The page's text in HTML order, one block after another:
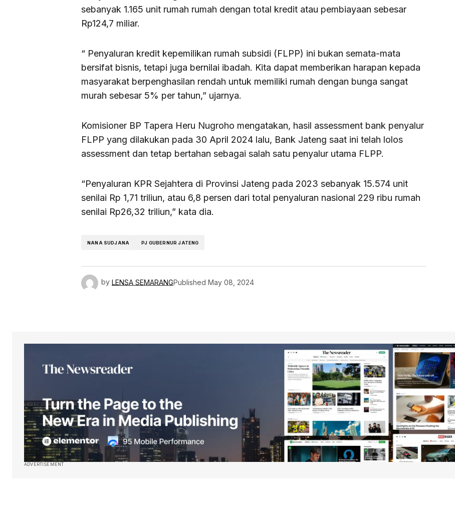
sebanyak 1.165 unit rumah rumah dengan total kredit atau pembiayaan sebesar
Rp124,7 miliar.
“ Penyaluran kredit kepemilikan rumah subsidi (FLPP) ini bukan semata-mata
bersifat bisnis, tetapi juga bernilai ibadah. Kita dapat memberikan harapan kepada
masyarakat berpenghasilan rendah untuk memiliki rumah dengan bunga sangat
murah sebesar 5% per tahun,” ujarnya.
Komisioner BP Tapera Heru Nugroho mengatakan, hasil assessment bank penyalur
FLPP yang dilakukan pada 30 April 2024 lalu, Bank Jateng saat ini telah lolos
assessment dan tetap bertahan sebagai salah satu penyalur utama FLPP.
“Penyaluran KPR Sejahtera di Provinsi Jateng pada 2023 sebanyak 15.574 unit
senilai Rp 1,71 triliun, atau 6,8 persen dari total penyaluran nasional 229 ribu rumah
senilai Rp26,32 triliun,” kata dia.
NANA SUDJANA PJ GUBERNUR JATENG
by LENSA SEMARANGPublished May 08, 2024
ADVERTISEMENT